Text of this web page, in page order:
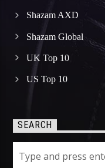
Shazam AXD
Shazam Global
UK Top 10
US Top 10
SEARCH